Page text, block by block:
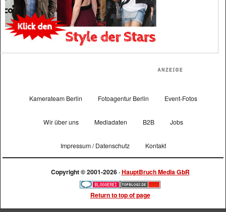
Kamerateam Berlin Fotoagentur Berlin Event-Fotos
Wir über uns Mediadaten B2B Jobs
Impressum / Datenschutz Kontakt
Copyright © 2001-2026 ·HauptBruch Media GbR
Return to top of page